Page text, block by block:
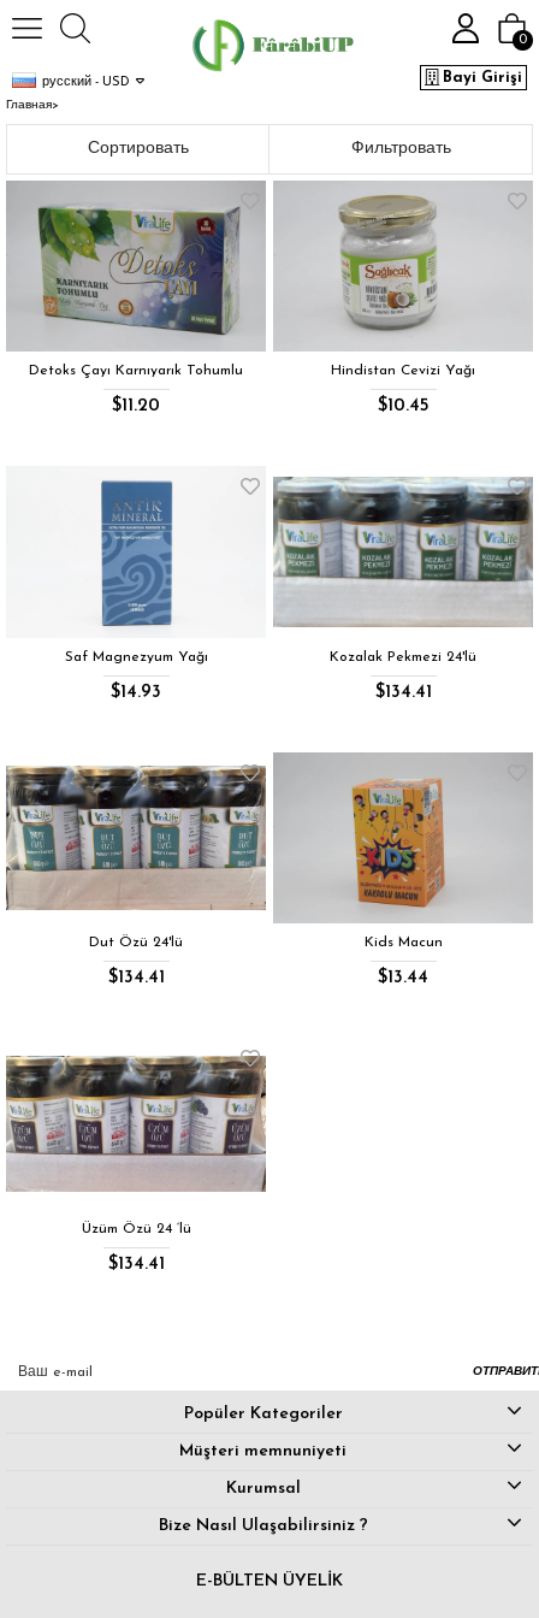
Bayi Girişi
русский - USD
0
Главная>
Фильтровать
Сортировать
Detoks Çayı Karnıyarık Tohumlu
$11.20
Hindistan Cevizi Yağı
$10.45
Saf Magnezyum Yağı
$14.93
Kozalak Pekmezi 24'lü
$134.41
Dut Özü 24'lü
$134.41
Kids Macun
$13.44
Üzüm Özü 24 ‘lü
$134.41
Popüler Kategoriler
Müşteri memnuniyeti
Kurumsal
Bize Nasıl Ulaşabilirsiniz ?
E-BÜLTEN ÜYELİK